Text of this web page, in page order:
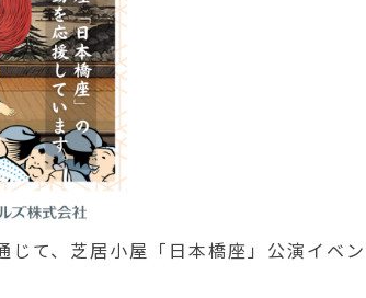
て、芝居小屋「日本橋座」公演イベ